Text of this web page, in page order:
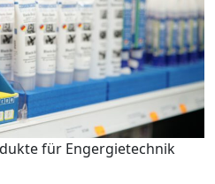
für Engergietechnik